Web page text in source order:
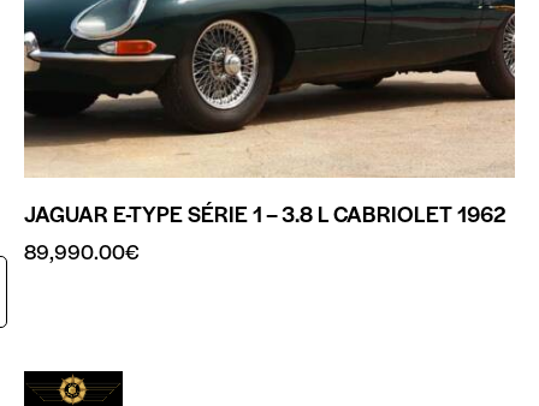
JAGUAR E-TYPE SÉRIE 1 – 3.8 L CABRIOLET 1962
89,990.00€